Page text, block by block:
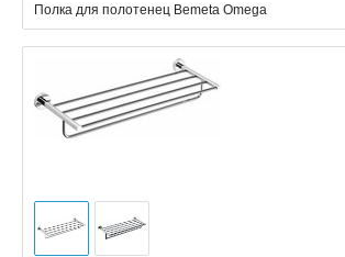
Полка для полотенец Bemeta Omega